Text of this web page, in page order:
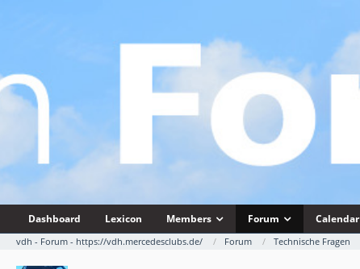
Dashboard Lexicon Members Forum Calendar
vdh - Forum - https://vdh.mercedesclubs.de/ Forum Technische Fragen